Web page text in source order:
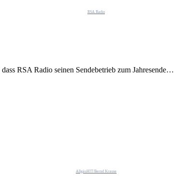
RSA Radio
RSA Radio seinen Sendebetrieb zum Jahresende…
AllgäuHIT/Bernd Krause